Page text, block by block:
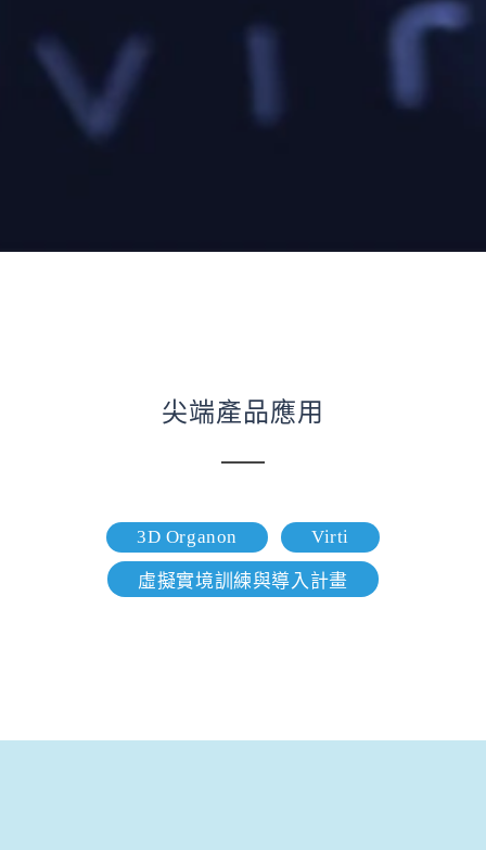
尖端產品應用
3D Organon Virti
虛擬實境訓練與導入計畫